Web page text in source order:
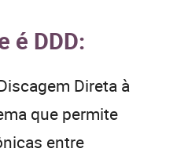
é DDD:
Direta à
que permite
entre